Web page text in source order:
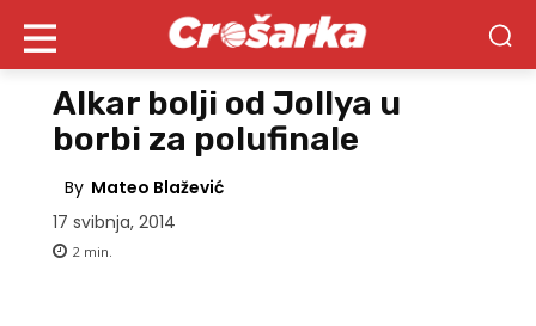
Alkar bolji od Jollya u
borbi za polufinale
By Mateo Blažević
17 svibnja, 2014
2 min.